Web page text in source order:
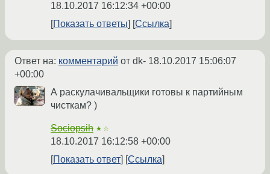
18.10.2017 16:12:34 +00:00
Показать ответы
Ссылка
Ответ на: комментарий от dk- 18.10.2017 15:06:07
+00:00
А раскулачивальщики готовы к партийным
чисткам? )
Sociopsih ★☆
18.10.2017 16:12:58 +00:00
Показать ответ
Ссылка